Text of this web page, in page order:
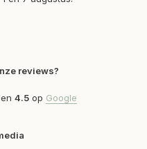
reviews?
4.5 op Google